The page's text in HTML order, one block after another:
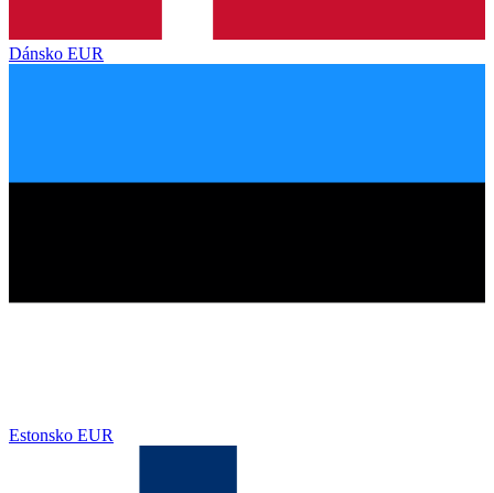
Dánsko EUR
Estonsko EUR